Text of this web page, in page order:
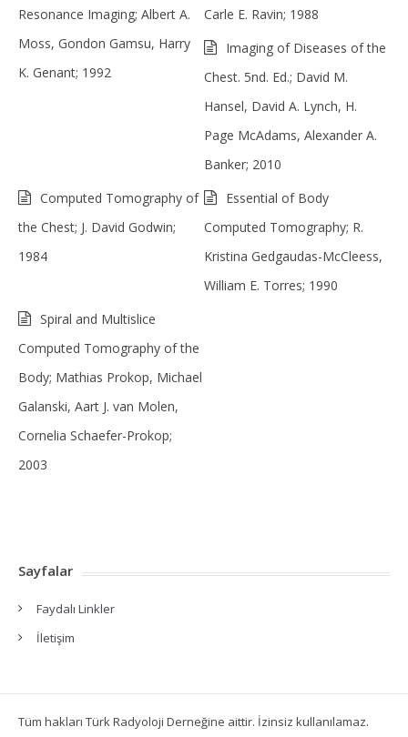
Resonance Imaging; Albert A.
Moss, Gondon Gamsu, Harry
K. Genant; 1992
Carle E. Ravin; 1988
Imaging of Diseases of the
Chest. 5nd. Ed.; David M.
Hansel, David A. Lynch, H.
Page McAdams, Alexander A.
Banker; 2010
Computed Tomography of
the Chest; J. David Godwin;
1984
Essential of Body
Computed Tomography; R.
Kristina Gedgaudas-McCleess,
William E. Torres; 1990
Spiral and Multislice
Computed Tomography of the
Body; Mathias Prokop, Michael
Galanski, Aart J. van Molen,
Cornelia Schaefer-Prokop;
2003
Sayfalar
Faydalı Linkler
İletişim
Tüm hakları Türk Radyoloji Derneğine aittir. İzinsiz kullanılamaz.